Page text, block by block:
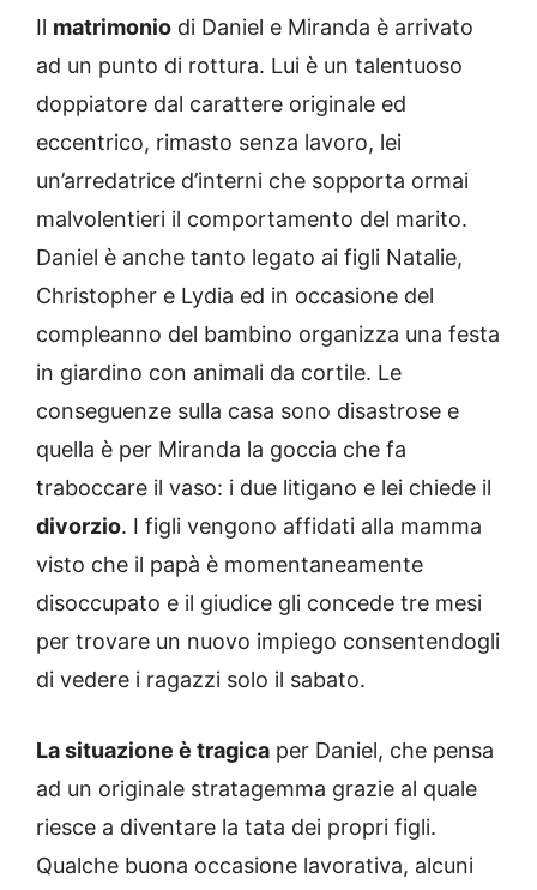
Il matrimonio di Daniel e Miranda è arrivato
ad un punto di rottura. Lui è un talentuoso
doppiatore dal carattere originale ed
eccentrico, rimasto senza lavoro, lei
un’arredatrice d’interni che sopporta ormai
malvolentieri il comportamento del marito.
Daniel è anche tanto legato ai figli Natalie,
Christopher e Lydia ed in occasione del
compleanno del bambino organizza una festa
in giardino con animali da cortile. Le
conseguenze sulla casa sono disastrose e
quella è per Miranda la goccia che fa
traboccare il vaso: i due litigano e lei chiede il
divorzio. I figli vengono affidati alla mamma
visto che il papà è momentaneamente
disoccupato e il giudice gli concede tre mesi
per trovare un nuovo impiego consentendogli
di vedere i ragazzi solo il sabato.
La situazione è tragica per Daniel, che pensa
ad un originale stratagemma grazie al quale
riesce a diventare la tata dei propri figli.
Qualche buona occasione lavorativa, alcuni